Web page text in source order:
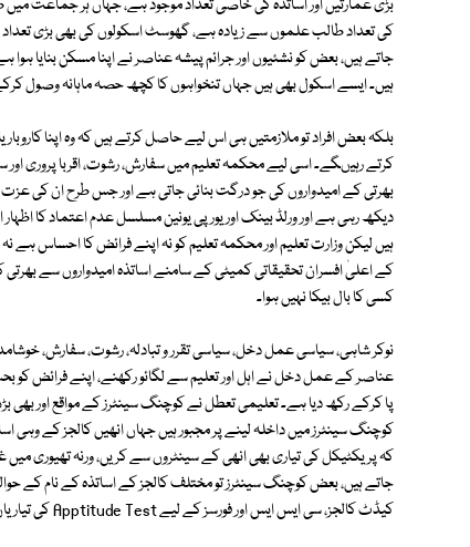
بڑی عمارتیں اور اساتذہ کی خاصی تعداد موجود ہے، جہاں ہر جماعت
کی تعداد طالب علموں سے زیادہ ہے، گھوسٹ اسکولوں کی بھی بڑی تعداد
جاتے ہیں، بعض کو نشئیوں اور جرائم پیشہ عناصر نے اپنا مسکن بنایا
ہیں۔ ایسے اسکول بھی ہیں جہاں تنخواہوں کا کچھ حصہ ماہانہ وصول
بلکہ بعض افراد تو ملازمتیں ہی اس لیے حاصل کرتے ہیں کہ وہ اپنا
کرتے رہیںگے۔ اسی لیے محکمہ تعلیم میں سفارش، رشوت، اقربا پروری
بھرتی کے امیدواروں کی جو درگت بنائی جاتی ہے اور جس طرح ان کی
دیکھ رہی ہے اور ورلڈ بینک اور یورپی یونین مسلسل عدم اعتماد کا
ہیں لیکن وزارت تعلیم اور محکمہ تعلیم کو نہ اپنے فرائض کا احساس
کے اعلیٰ افسران تحقیقاتی کمیٹی کے سامنے اساتذہ امیدواروں سے
کسی کا بال بیکا نہیں ہوا۔
نوکر شاہی، سیاسی عمل دخل، سیاسی تقرر و تبادلہ، رشوت، سفارش،
عناصر کے عمل دخل نے اہل اور تعلیم سے لگائو رکھنے، اپنے فرائض
پا کرکے رکھ دیا ہے۔ تعلیمی تعطل نے کوچنگ سینٹرز کے مواقع اور بھی
کوچنگ سینٹرز میں داخلہ لینے پر مجبور ہیں جہاں انھیں کالجز کے وہی
کہ پریکٹیکل کی تیاری بھی انھی کے سینٹروں سے کریں، ورنہ تھیوری
جاتے ہیں، بعض کوچنگ سینٹرز تو مختلف کالجز کے اساتذہ کے نام کے
کیڈٹ کالجز، سی ایس ایس اور فورسز کے لیے Apptitude Test کی تیاریاں کھلے عام اشتہارات کے ذریعے کروائی جارہی ہیں۔